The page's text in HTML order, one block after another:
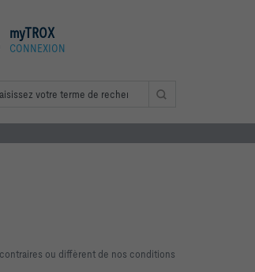
myTROX
CONNEXION
ou diffèrent de nos conditions